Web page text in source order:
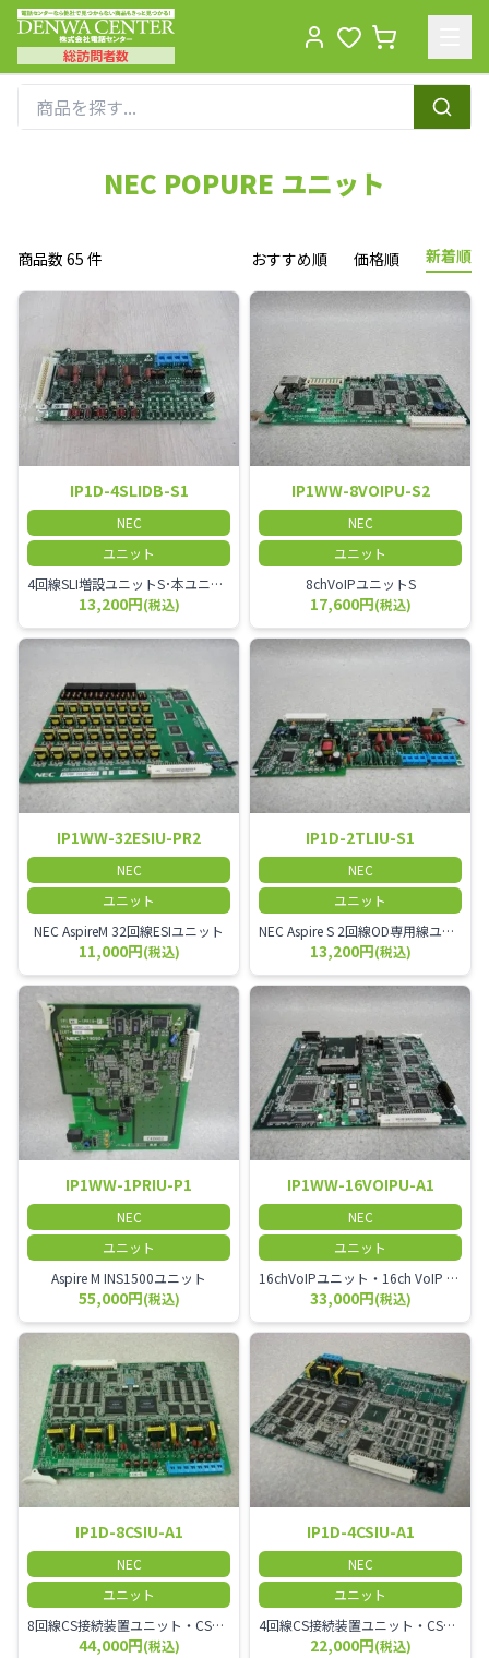
総訪問者数
NEC POPURE ユニット
商品数 65 件 おすすめ順 価格順 新着順
IP1D-4SLIDB-S1
NEC
ユニット
4回線SLI増設ユニットS･本ユニットをIP1D-4SLIU-S1に実装することにより一般電話を4台接続可能･本ユニットとIP1D-4SLIU-S1を合わせ､一般電話機8台接続可能･MWﾗﾝﾌﾟ機能有り･全回路極性反転有り･ﾙｰﾌﾟ抵抗1500Ω(電話機内部抵抗含む)
13,200円(税込)
IP1WW-8VOIPU-S2
NEC
ユニット
8chVoIPユニットS
17,600円(税込)
IP1WW-32ESIU-PR2
NEC
ユニット
NEC AspireM 32回線ESIユニット
11,000円(税込)
IP1D-2TLIU-S1
NEC
ユニット
NEC Aspire S 2回線OD専用線ユニット
13,200円(税込)
IP1WW-1PRIU-P1
NEC
ユニット
Aspire M INS1500ユニット
55,000円(税込)
IP1WW-16VOIPU-A1
NEC
ユニット
16chVoIPユニット・16ch VoIP Media GWユニット・本ユニットを収容する場合、IP1D-PSU-B1が必要
33,000円(税込)
IP1D-8CSIU-A1
NEC
ユニット
8回線CS接続装置ユニット・CS接続装置を8台接続するユニット
44,000円(税込)
IP1D-4CSIU-A1
NEC
ユニット
4回線CS接続装置ユニット・CS接続装置を4台接続するユニット
22,000円(税込)